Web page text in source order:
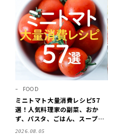
FOOD
ミニトマト大量消費レシピ57
選！人気料理家の副菜、おか
ず、パスタ、ごはん、スープま
で【保存版】
2026.08.05